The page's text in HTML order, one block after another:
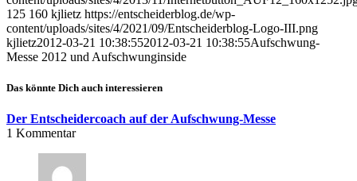
125 160 kjlietz https://entscheiderblog.de/wp-
content/uploads/sites/4/2021/09/Entscheiderblog-Logo-III.png
kjlietz2012-03-21 10:38:552012-03-21 10:38:55Aufschwung-
Messe 2012 und Aufschwunginside
Das könnte Dich auch interessieren
Der Entscheidercoach auf der Aufschwung-Messe
1 Kommentar